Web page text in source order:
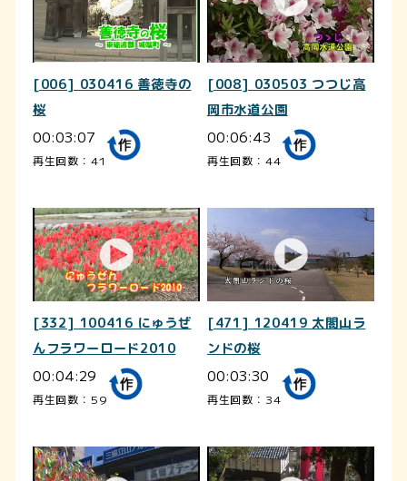
[006] 030416 善徳寺の
桜
00:03:07
再生回数：41
[008] 030503 つつじ高
岡市水道公園
00:06:43
再生回数：44
[332] 100416 にゅうぜ
んフラワーロード2010
00:04:29
再生回数：59
[471] 120419 太閤山ラ
ンドの桜
00:03:30
再生回数：34